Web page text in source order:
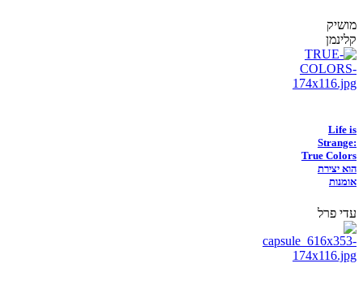
מושיק
קלינמן
Life is
Strange:
True Colors
הוא יצירת
אומנות
עדי פרל